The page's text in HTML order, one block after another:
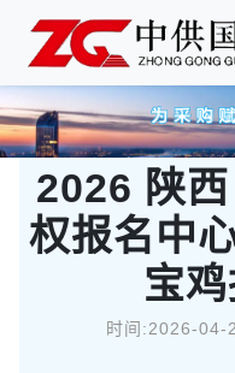
2026 陕
权报名中
宝
时间:2026-